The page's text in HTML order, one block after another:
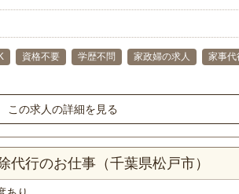
資格不要 学歴不問 家政婦の求人
家事代
この求人の詳細を見る
行のお仕事（千葉県松戸市）